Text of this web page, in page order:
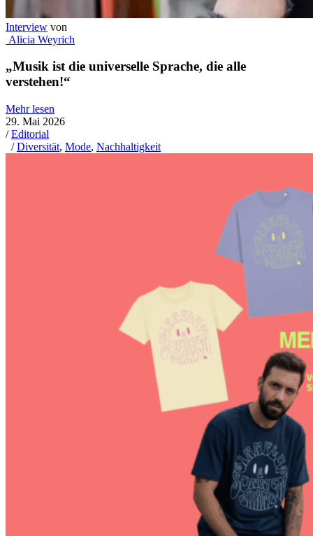
Interview von
Alicia Weyrich
„Musik ist die universelle Sprache, die alle
verstehen!“
Mehr lesen
29. Mai 2026
/Editorial
/Diversität, Mode, Nachhaltigkeit